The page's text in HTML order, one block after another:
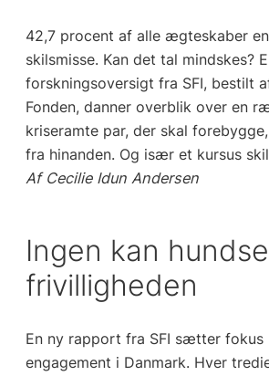
42,7 procent af alle ægteskaber
skilsmisse. Kan det tal mindskes?
forskningsoversigt fra SFI, bestilt
Fonden, danner overblik over en
kriseramte par, der skal
fra hinanden. Og især et kursus
Af Cecilie Idun Andersen
Ingen kan
frivilligheden
En ny rapport fra SFI sætter
engagement i Danmark. Hver